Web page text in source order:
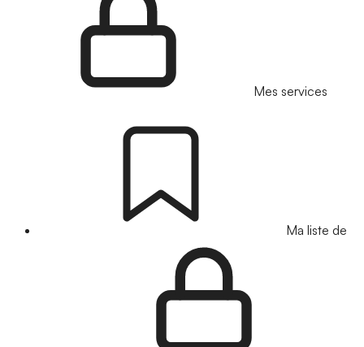
Mes services
Ma liste de